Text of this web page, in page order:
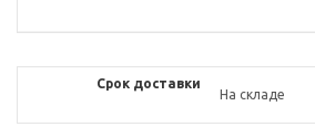
Срок доставки
На складе